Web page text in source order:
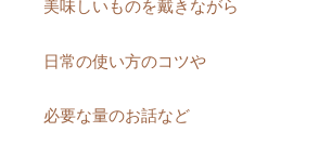
美味しいものを戴きながら
日常の使い方のコツや
必要な量のお話など